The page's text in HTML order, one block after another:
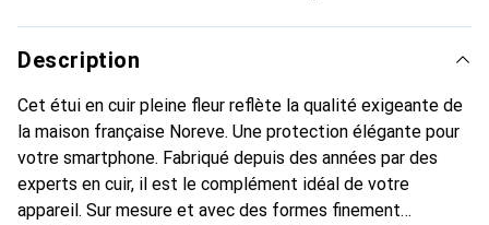
Description
Cet étui en cuir pleine fleur reflète la qualité exigeante de
la maison française Noreve. Une protection élégante pour
votre smartphone. Fabriqué depuis des années par des
experts en cuir, il est le complément idéal de votre
appareil. Sur mesure et avec des formes finement